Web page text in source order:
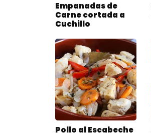
Empanadas de
Carne cortada a
Cuchillo
Pollo al Escabeche